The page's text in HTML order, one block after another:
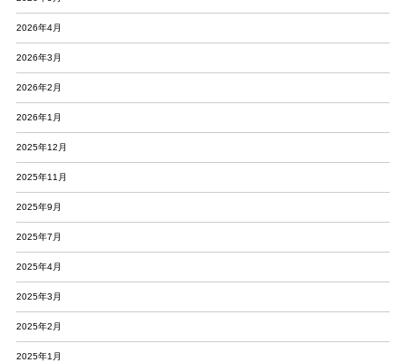
2026年4月
2026年3月
2026年2月
2026年1月
2025年12月
2025年11月
2025年9月
2025年7月
2025年4月
2025年3月
2025年2月
2025年1月